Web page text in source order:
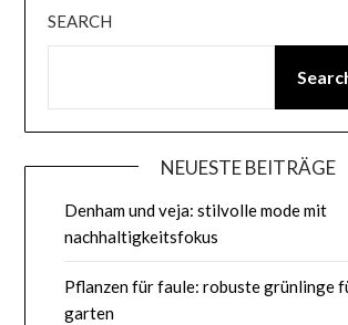
SEARCH
NEUESTE BEITRÄGE
Denham und veja: stilvolle mode mit
nachhaltigkeitsfokus
Pflanzen für faule: robuste grünlinge
garten